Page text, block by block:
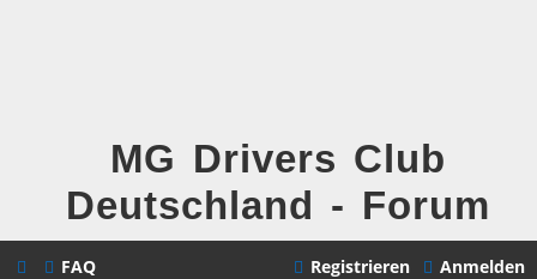
MG Drivers Club
Deutschland - Forum
FAQ Anmelden
Registrieren